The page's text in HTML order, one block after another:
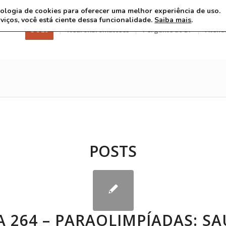
3 8 26 Neurofibromatoses Pergunte ao Dr
POSTS
264 – PARAOLIMPÍADAS:
de cookies para oferecer uma melhor experiência de uso.
você está ciente dessa funcionalidade. Saiba mais.